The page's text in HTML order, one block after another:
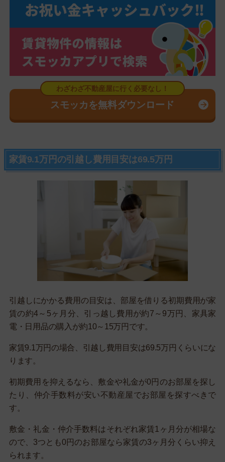
スモッカを無料ダウンロード
家賃9.1万円の引越し費用目安は69.5万円
引越しにかかる費用の目安は、部屋を借りる初期費用が家
賃の約4～5ヶ月分、引っ越し費用が約7～9万円、家具家
電・日用品の購入が約10～15万円です。
家賃9.1万円の場合、引越し費用目安は69.5万円くらいにな
ります。
初期費用を抑えるなら、敷金や礼金が0円のお部屋を探し
たり、仲介手数料が安い不動産屋でお部屋を探すべきで
す。
敷金・礼金・仲介手数料はそれぞれ家賃1ヶ月分が相場な
ので、3つとも0円のお部屋なら家賃の3ヶ月分くらい抑え
られます。